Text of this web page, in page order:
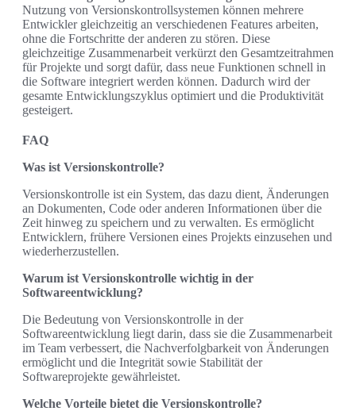
Nutzung von Versionskontrollsystemen können mehrere
Entwickler gleichzeitig an verschiedenen Features arbeiten,
ohne die Fortschritte der anderen zu stören. Diese
gleichzeitige Zusammenarbeit verkürzt den Gesamtzeitrahmen
für Projekte und sorgt dafür, dass neue Funktionen schnell in
die Software integriert werden können. Dadurch wird der
gesamte Entwicklungszyklus optimiert und die Produktivität
gesteigert.
FAQ
Was ist Versionskontrolle?
Versionskontrolle ist ein System, das dazu dient, Änderungen
an Dokumenten, Code oder anderen Informationen über die
Zeit hinweg zu speichern und zu verwalten. Es ermöglicht
Entwicklern, frühere Versionen eines Projekts einzusehen und
wiederherzustellen.
Warum ist Versionskontrolle wichtig in der
Softwareentwicklung?
Die Bedeutung von Versionskontrolle in der
Softwareentwicklung liegt darin, dass sie die Zusammenarbeit
im Team verbessert, die Nachverfolgbarkeit von Änderungen
ermöglicht und die Integrität sowie Stabilität der
Softwareprojekte gewährleistet.
Welche Vorteile bietet die Versionskontrolle?